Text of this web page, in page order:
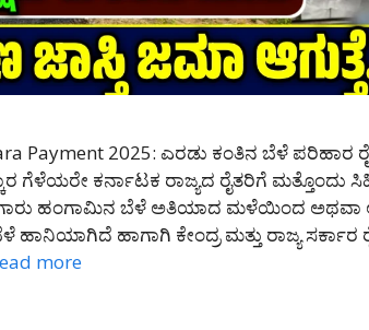
Payment 2025: ಎರಡು ಕಂತಿನ ಬೆಳೆ
ಗೆಳೆಯರೇ ಕರ್ನಾಟಕ ರಾಜ್ಯದ ರೈತರಿಗೆ ಮತ್ತೊಂದು
ಹಂಗಾಮಿನ ಬೆಳೆ ಅತಿಯಾದ ಮಳೆಯಿಂದ ಅಥವಾ
ಹಾನಿಯಾಗಿದೆ ಹಾಗಾಗಿ ಕೇಂದ್ರ ಮತ್ತು ರಾಜ್ಯ
more